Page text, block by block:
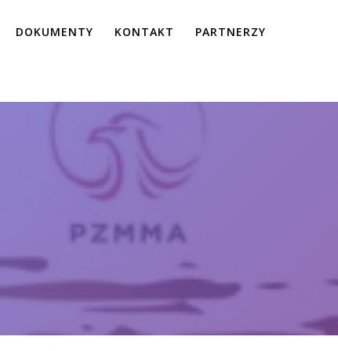
DOKUMENTY KONTAKT PARTNERZY